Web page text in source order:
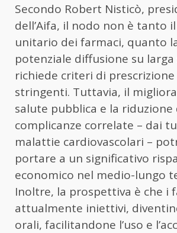
Secondo Robert Nisticò,
dell’Aifa, il nodo non è tanto
unitario dei farmaci, quanto
potenziale diffusione su larga
richiede criteri di
stringenti. Tuttavia, il
salute pubblica e la riduzione
complicanze correlate – dai
malattie cardiovascolari –
portare a un significativo
economico nel medio-lungo
Inoltre, la prospettiva è che i
attualmente iniettivi,
orali, facilitandone l’uso e